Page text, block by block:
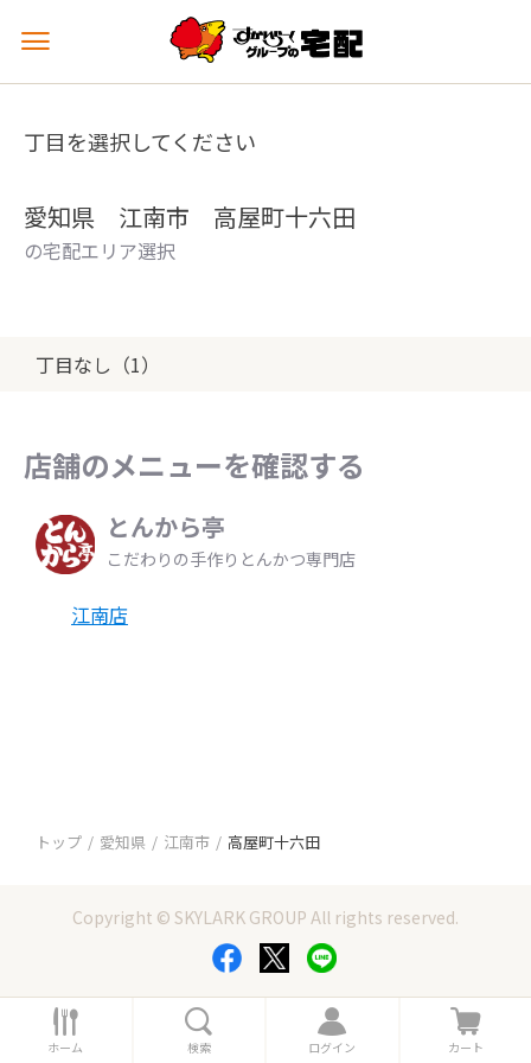
メ
ュ
を
丁目を選択してください
愛知県 江南市 高屋町十六田
の宅配エリア選択
丁目なし（1）
店舗のメニューを確認する
とんから亭
こだわりの手作りとんかつ専門店
江南店
トップ 愛知県 江南市 高屋町十六田
Copyright © SKYLARK GROUP All rights reserved.
ホ
ー
ホーム 索
検索
ロ
グ
ログイン
カ
ー
カート